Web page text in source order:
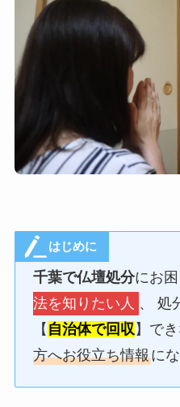
はじめに
千葉で仏壇処分にお
法を知りたい人 、 処
【 自治体で回収】で
方へお役立ち情報に